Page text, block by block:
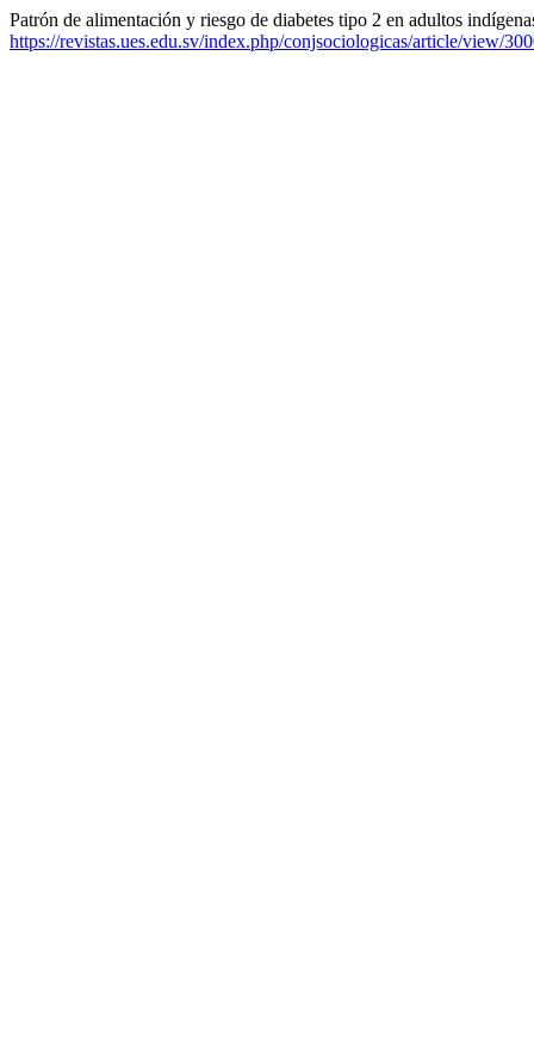
Patrón de alimentación y riesgo de diabetes tipo 2 en adultos
https://revistas.ues.edu.sv/index.php/conjsociologicas/article/view/